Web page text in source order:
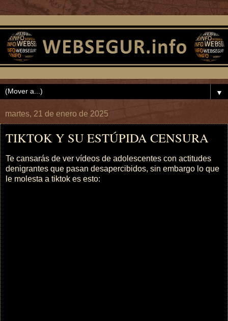
▼
martes, 21 de enero de 2025
TIKTOK Y SU ESTÚPIDA CENSURA
Te cansarás de ver vídeos de adolescentes con actitudes
denigrantes que pasan desapercibidos, sin embargo lo que
le molesta a tiktok es esto: